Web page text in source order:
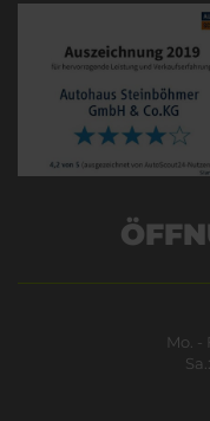
Mo. -